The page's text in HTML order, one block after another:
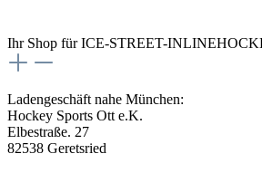
Ihr Shop für ICE-STREET-
Ladengeschäft nahe München:
Hockey Sports Ott e.K.
Elbestraße. 27
82538 Geretsried